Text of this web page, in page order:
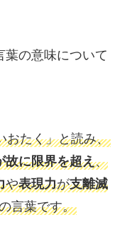
葉の意味について
おたく」と読み、
故に限界を超え、
や表現力が支離滅
言葉です。